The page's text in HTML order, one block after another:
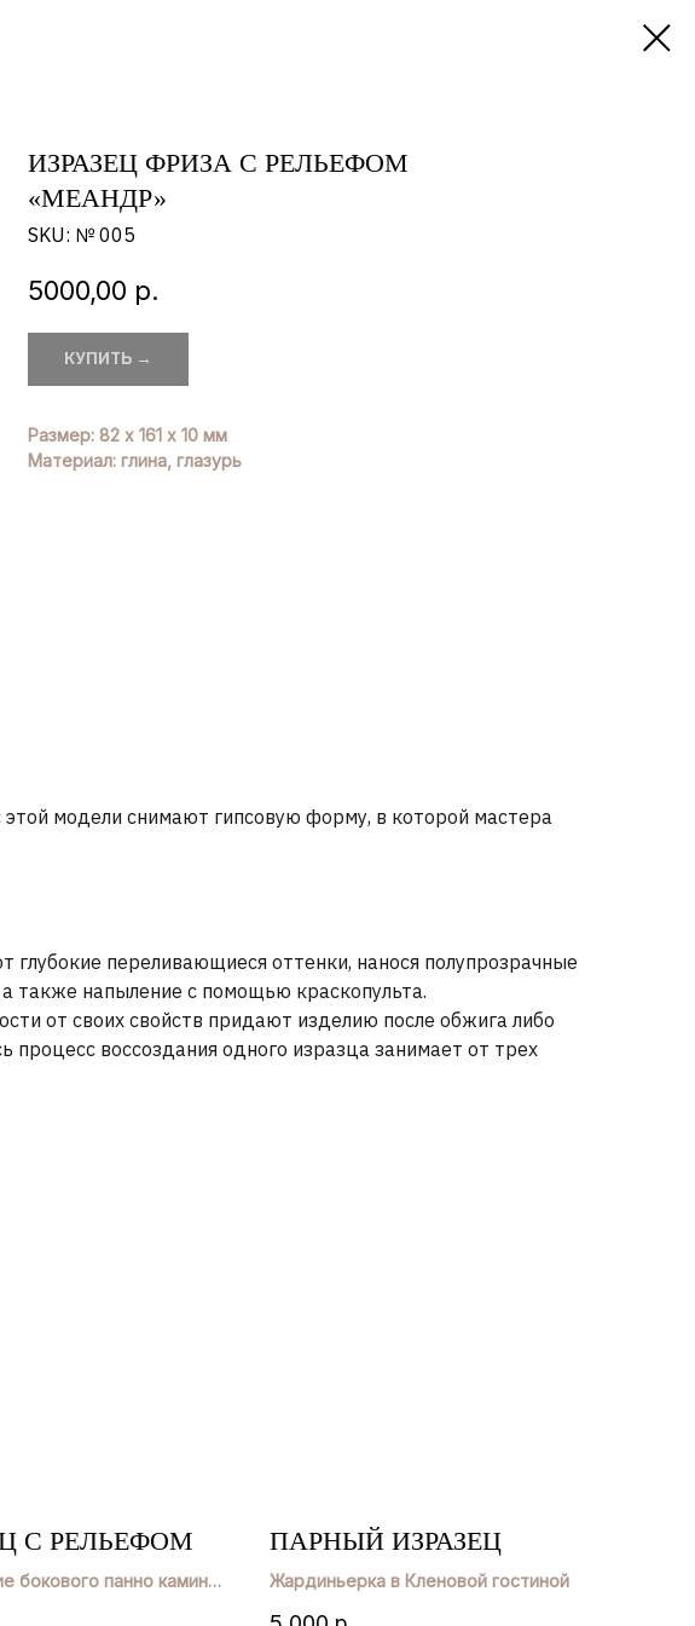
ИЗРАЗЕЦ ФРИЗА С РЕЛЬЕФОМ
«МЕАНДР»
SKU: № 005
5000,00 р.
КУПИТЬ →
Размер: 82 х 161 х 10 мм
Материал: глина, глазурь
модели снимают гипсовую форму, в которой мастера
переливающиеся оттенки, нанося полупрозрачные
также напыление с помощью краскопульта.
от своих свойств придают изделию после обжига либо
воссоздания одного изразца занимает от трех
С РЕЛЬЕФОМ
бокового панно камина
ПАРНЫЙ ИЗРАЗЕЦ
Жардиньерка в Кленовой гостиной